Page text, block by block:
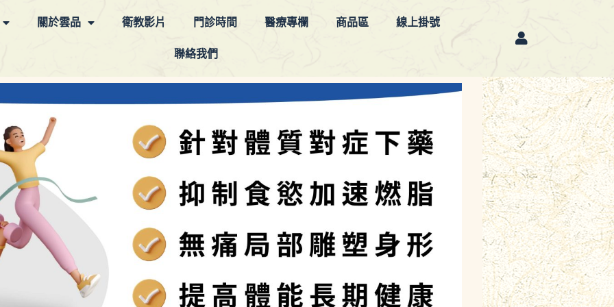
關於雲品 衛教影片 門診時間 醫療專欄 商品區 線上掛號
聯絡我們